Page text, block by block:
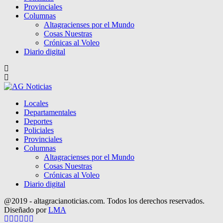
Provinciales
Columnas
Altagracienses por el Mundo
Cosas Nuestras
Crónicas al Voleo
Diario digital
Locales
Departamentales
Deportes
Policiales
Provinciales
Columnas
Altagracienses por el Mundo
Cosas Nuestras
Crónicas al Voleo
Diario digital
@2019 - altagracianoticias.com. Todos los derechos reservados.
Diseñado porLMA
Facebook
Twitter
Instagram
Pinterest
Google